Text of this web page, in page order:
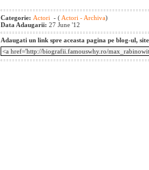
Categorie: Actori - ( Actori - Archiva)
Data Adaugarii: 27 June '12
Adaugati un link spre aceasta pagina pe blog-ul,